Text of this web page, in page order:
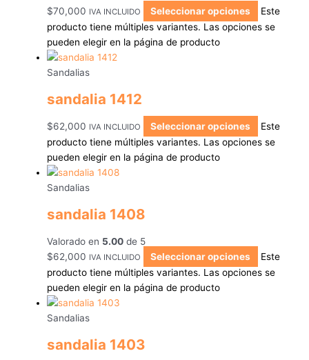
$70,000 IVA INCLUIDO Seleccionar opciones
Este
producto tiene múltiples variantes. Las opciones se
pueden elegir en la página de producto
Sandalias
sandalia 1412
$62,000 IVA INCLUIDO Seleccionar opciones
Este
producto tiene múltiples variantes. Las opciones se
pueden elegir en la página de producto
Sandalias
sandalia 1408
Valorado en 5.00 de 5
$62,000 IVA INCLUIDO Seleccionar opciones
Este
producto tiene múltiples variantes. Las opciones se
pueden elegir en la página de producto
Sandalias
sandalia 1403